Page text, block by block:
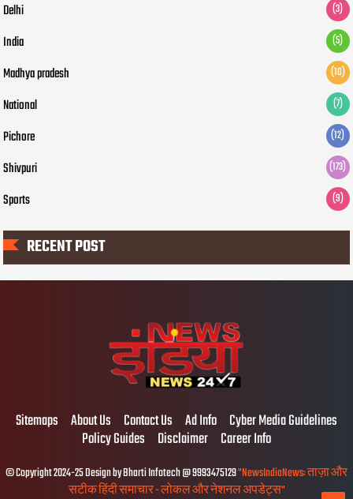
Delhi (3)
India (5)
Madhya pradesh (10)
National (7)
Pichore (12)
Shivpuri (173)
Sports (9)
RECENT POST
Sitemaps About Us Contact Us Ad Info Cyber Media Guidelines
Policy Guides Disclaimer Career Info
© Copyright 2024-25 Design by Bharti Infotech @ 9993475129"NewsIndiaNews: ताज़ा और
सटीक हिंदी समाचार - लोकल और नेशनल अपडेट्स"